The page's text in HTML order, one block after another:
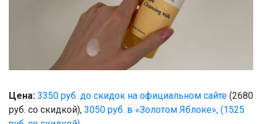
Цена: 3350 руб. до скидок на официальном сайте (2680
руб. со скидкой), 3050 руб. в «Золотом Яблоке», (1525